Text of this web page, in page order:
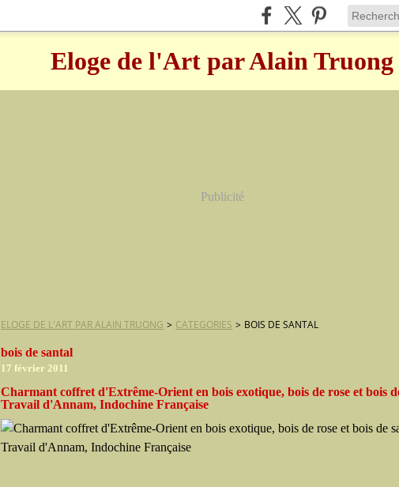
Eloge de l'Art par Alain Truong
Publicité
ELOGE DE L'ART PAR ALAIN TRUONG > CATEGORIES > BOIS DE SANTAL
bois de santal
17 février 2011
Charmant coffret d'Extrême-Orient en bois exotique, bois de rose et bois
Travail d'Annam, Indochine Française